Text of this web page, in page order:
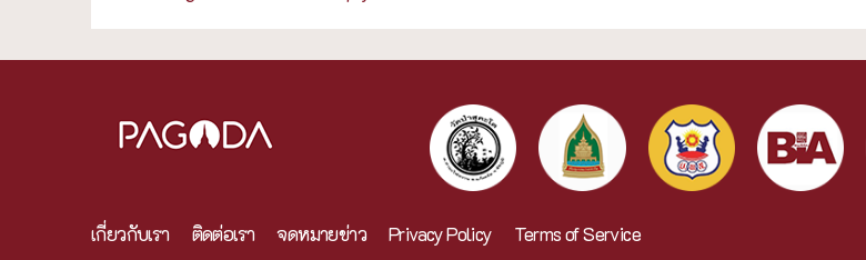
เกี่ยวกับเรา ติดต่อเรา จดหมายข่าว Privacy Policy Terms of Service